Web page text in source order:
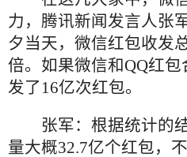
力，腾讯新闻发言人张
夕当天，微信红包收发
倍。如果微信和QQ红包
发了 16亿次红包。
张军：根据统计的
量大概32.7亿个红包，